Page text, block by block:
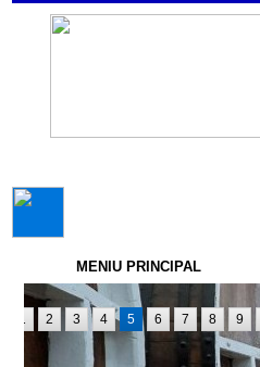
MENIU PRINCIPAL
1 2 3 4 5 6 7 8 9